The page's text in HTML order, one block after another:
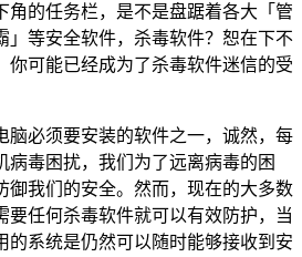
角的任务栏，是不是盘踞着各大「管
」等安全软件，杀毒软件？恕在下不
你可能已经成为了杀毒软件迷信的受
脑必须要安装的软件之一，诚然，每
病毒困扰，我们为了远离病毒的困
御我们的安全。然而，现在的大多数
要任何杀毒软件就可以有效防护，当
的系统是仍然可以随时能够接收到安